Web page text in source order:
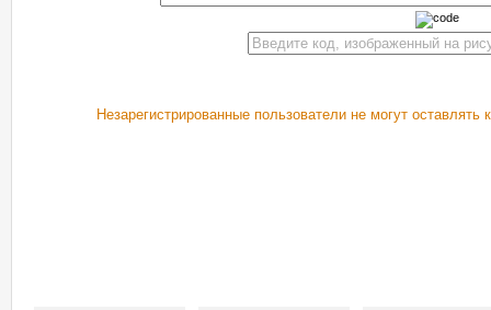
Незарегистрированные пользователи не могут